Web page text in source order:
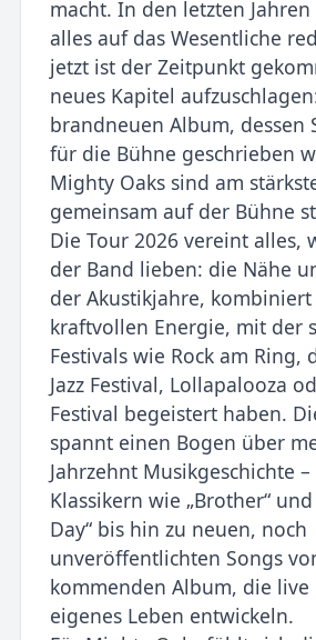
macht. In den letzten
alles auf das Wesentliche
jetzt ist der Zeitpunkt
neues Kapitel
brandneuen Album, dessen
für die Bühne geschrieben
Mighty Oaks sind am
gemeinsam auf der Bühne
Die Tour 2026 vereint alles,
der Band lieben: die Nähe
der Akustikjahre,
kraftvollen Energie, mit der
Festivals wie Rock am Ring,
Jazz Festival, Lollapalooza
Festival begeistert haben.
spannt einen Bogen über
Jahrzehnt Musikgeschichte
Klassikern wie „Brother“ und
Day“ bis hin zu neuen, noch
unveröffentlichten Songs
kommenden Album, die live
eigenes Leben entwickeln.